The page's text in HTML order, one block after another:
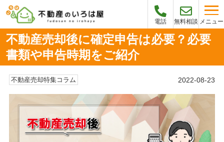
電話 無料相談 メニュー
不動産売却後に確定申告は必要？必要
書類や申告時期をご紹介
不動産売却特集コラム 2022-08-23